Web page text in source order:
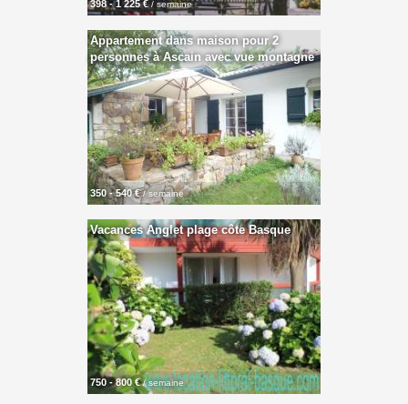
398 - 1 225 €/ semaine
Appartement dans maison pour 2
personnes à Ascain avec vue montagne
350 - 540 €/ semaine
Vacances Anglet plage côte Basque
750 - 800 €/ semaine